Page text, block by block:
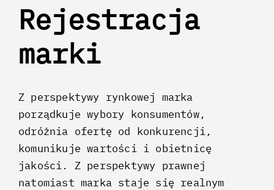
Rejestracja
marki
Z perspektywy rynkowej marka
porządkuje wybory konsumentów,
odróżnia ofertę od konkurencji,
komunikuje wartości i obietnicę
jakości. Z perspektywy prawnej
natomiast marka staje się realnym